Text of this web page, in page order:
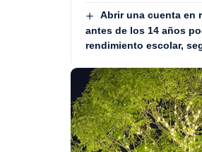
Abrir una cuenta en
antes de los 14 años
rendimiento escolar,